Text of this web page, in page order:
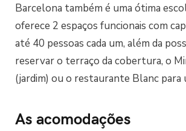
Barcelona também é uma ótima
oferece 2 espaços funcionais com
até 40 pessoas cada um, além da
reservar o terraço da cobertura, o
(jardim) ou o restaurante Blanc para
As acomodações